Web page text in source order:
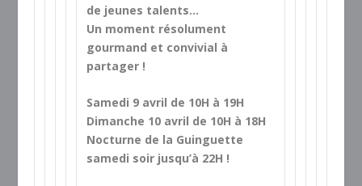
de jeunes talents…
Un moment résolument
gourmand et convivial à
partager !
Samedi 9 avril de 10H à 19H
Dimanche 10 avril de 10H à 18H
Nocturne de la Guinguette
samedi soir jusqu’à 22H !